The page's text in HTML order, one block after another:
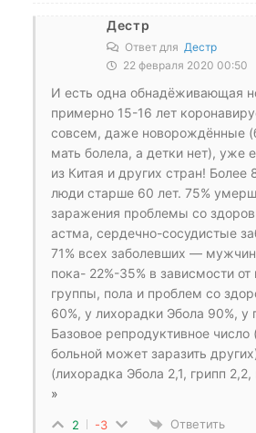
Дестр
Ответ для Дестр
22 февраля 2020 00:50
И есть одна обнадёживающая
примерно 15-16 лет
совсем, даже новорождённые
мать болела, а детки нет), уже
из Китая и других стран!
люди старше 60 лет. 75%
заражения проблемы со
астма, сердечно-сосудистые
71% всех заболевших —
пока- 22%-35% в зависмости от
группы, пола и проблем со
60%, у лихорадки Эбола 90%, у
Базовое репродуктивное число
больной может заразить
(лихорадка Эбола 2,1, грипп 2,2,
»
2 -3 Ответить